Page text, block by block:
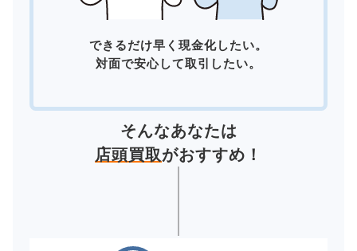
できるだけ早く現金化したい。
対面で安心して取引したい。
そんなあなたは
店頭買取がおすすめ！